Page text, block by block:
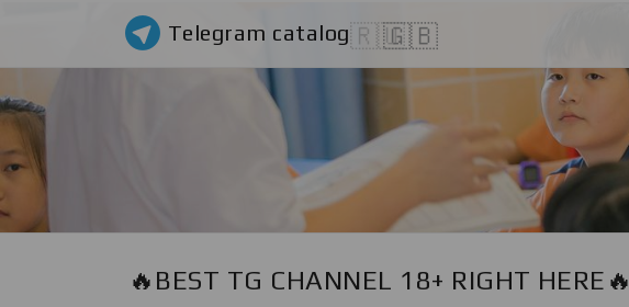
Telegram catalog🇷🇺🇬🇧
🔥BEST TG CHANNEL 18+ RIGHT HERE🔥